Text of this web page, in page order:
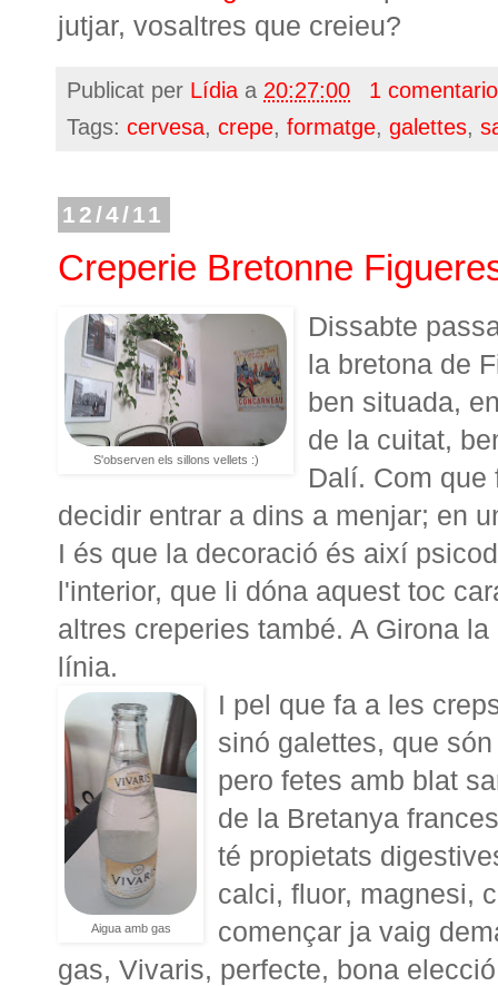
jutjar, vosaltres que creieu?
Publicat per Lídia a 20:27:00
1
Tags: cervesa, crepe, formatge, galettes,
12/4/11
Creperie Bretonne
S'observen els sillons vellets :)
Dissabte
la bretona de
ben situada,
de la cuitat,
Dalí. Com que
decidir entrar a dins a menjar; en
I és que la decoració és així
l'interior, que li dóna aquest toc
altres creperies també. A Girona
línia.
Aigua amb gas
I pel que fa a les
sinó galettes, que
pero fetes amb blat
de la Bretanya
té propietats
calci, fluor, magnesi,
començar ja vaig
gas, Vivaris, perfecte, bona